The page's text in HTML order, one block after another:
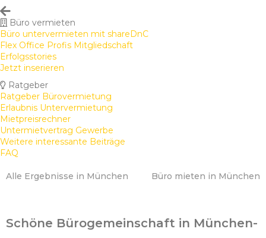
Büro vermieten
Büro untervermieten mit shareDnC
Flex Office Profis Mitgliedschaft
Erfolgsstories
Jetzt inserieren
Ratgeber
Ratgeber Bürovermietung
Erlaubnis Untervermietung
Mietpreisrechner
Untermietvertrag Gewerbe
Weitere interessante Beiträge
FAQ
Alle Ergebnisse in München Büro mieten in München
Schöne Bürogemeinschaft in München-